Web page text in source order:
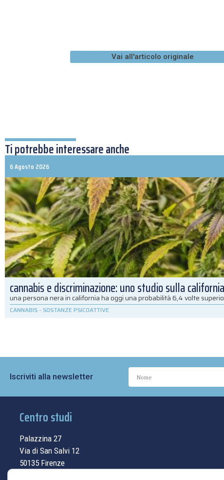
Vai all'articolo originale
Ti potrebbe interessare anche
6 Agosto 2026
cannabis e discriminazione: uno studio sulla california
una persona nera in california ha oggi una probabilità 6,4 volte
CANNABIS - SOSTANZE PSICOATTIVE
Iscriviti alla newsletter
Centro studi
Palazzina 27
Via di San Salvi 12
50135 Firenze